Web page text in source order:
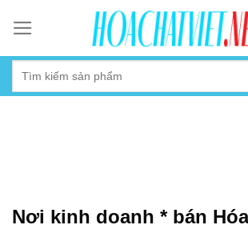
content
Nơi kinh doanh * bán